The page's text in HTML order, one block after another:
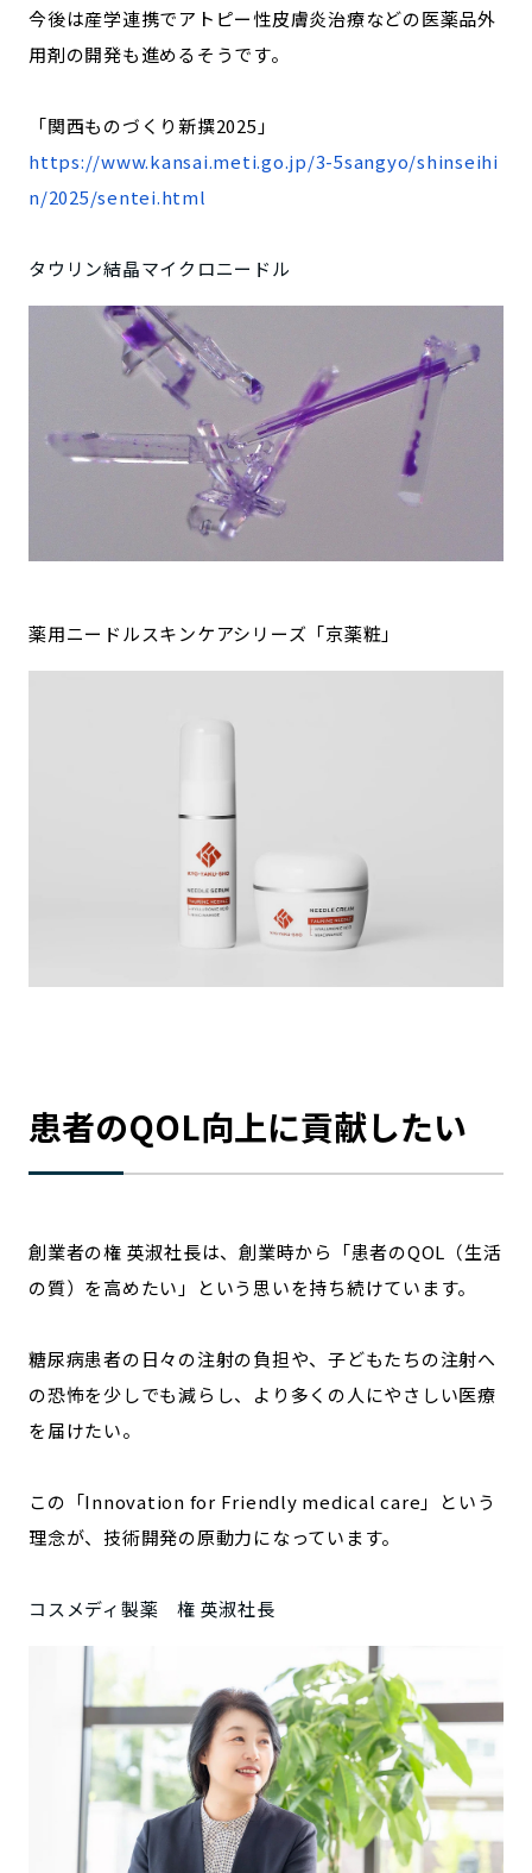
今後は産学連携でアトピー性皮膚炎治療などの医薬品外
用剤の開発も進めるそうです。
「関西ものづくり新撰2025」
https://www.kansai.meti.go.jp/3-5sangyo/shinseihi
n/2025/sentei.html
タウリン結晶マイクロニードル
薬用ニードルスキンケアシリーズ「京薬粧」
患者のQOL向上に貢献したい
創業者の権 英淑社長は、創業時から「患者のQOL（生活
の質）を高めたい」という思いを持ち続けています。
糖尿病患者の日々の注射の負担や、子どもたちの注射へ
の恐怖を少しでも減らし、より多くの人にやさしい医療
を届けたい。
この「Innovation for Friendly medical care」という
理念が、技術開発の原動力になっています。
コスメディ製薬 権 英淑社長